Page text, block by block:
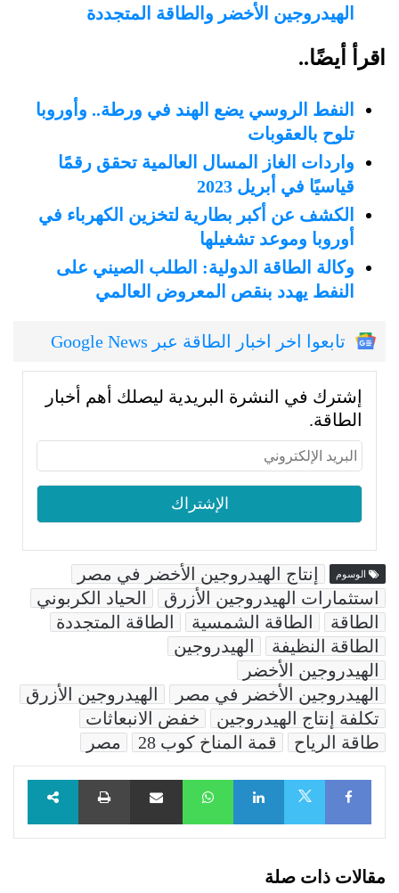
الهيدروجين الأخضر والطاقة المتجددة
اقرأ أيضًا..
النفط الروسي يضع الهند في ورطة.. وأوروبا
تلوح بالعقوبات
واردات الغاز المسال العالمية تحقق رقمًا
قياسيًا في أبريل 2023
الكشف عن أكبر بطارية لتخزين الكهرباء في
أوروبا وموعد تشغيلها
وكالة الطاقة الدولية: الطلب الصيني على
النفط يهدد بنقص المعروض العالمي
تابعوا اخر اخبار الطاقة عبر Google News
إشترك في النشرة البريدية ليصلك أهم أخبار
الطاقة.
الوسوم
إنتاج الهيدروجين الأخضر في مصر
استثمارات الهيدروجين الأزرق
الحياد الكربوني
الطاقة
الطاقة الشمسية
الطاقة المتجددة
الطاقة النظيفة
الهيدروجين
الهيدروجين الأخضر
الهيدروجين الأخضر في مصر
الهيدروجين الأزرق
تكلفة إنتاج الهيدروجين
خفض الانبعاثات
طاقة الرياح
قمة المناخ كوب 28 مصر
Facebook
LinkedIn
WhatsAppمشاركة عبر البريد طباعة
مقالات ذات صلة